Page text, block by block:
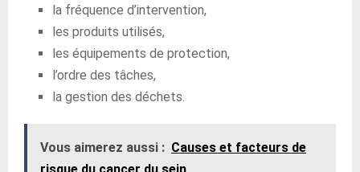
la fréquence d’intervention,
les produits utilisés,
les équipements de protection,
l’ordre des tâches,
la gestion des déchets.
Vous aimerez aussi : Causes et facteurs de
risque du cancer du sein